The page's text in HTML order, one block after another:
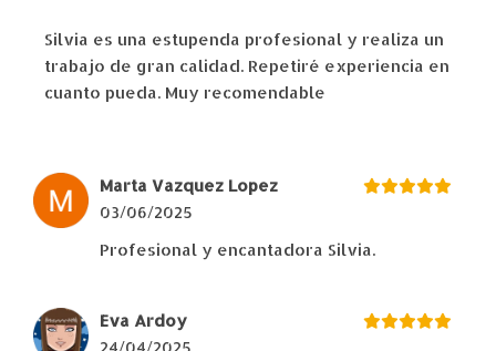
Silvia es una estupenda profesional y realiza un
trabajo de gran calidad. Repetiré experiencia en
cuanto pueda. Muy recomendable
Marta Vazquez Lopez
03/06/2025
Profesional y encantadora Silvia.
Eva Ardoy
24/04/2025